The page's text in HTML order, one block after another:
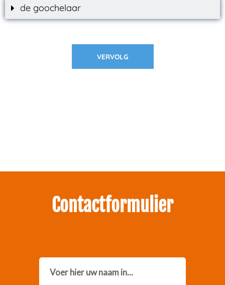
de goochelaar
VERVOLG
Contactformulier